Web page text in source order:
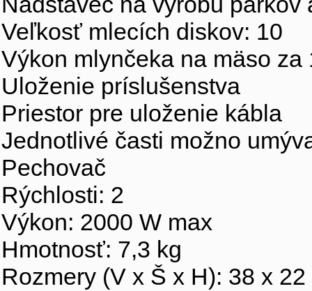
Veľkosť mlecích diskov: 10
Výkon mlynčeka na mäso za
Uloženie príslušenstva
Priestor pre uloženie kábla
Jednotlivé časti možno
Pechovač
Rýchlosti: 2
Výkon: 2000 W max
Hmotnosť: 7,3 kg
Rozmery (V x Š x H): 38 x